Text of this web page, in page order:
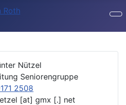
Nützel
Seniorengruppe
2508
[at] gmx [.] net